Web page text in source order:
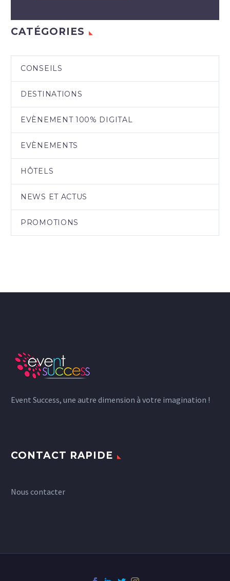
CATÉGORIES
CONSEILS
DESTINATIONS
EVÈNEMENT 100% DIGITAL
EVÈNEMENTS
HÔTELS
NEWS ET ACTUS
PROMOTIONS
Event Success, une autre dimension à votre imagination !
CONTACT RAPIDE
Nous contacter